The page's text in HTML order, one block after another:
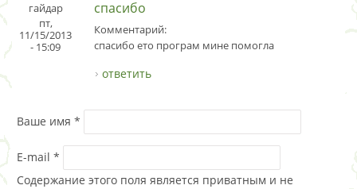
гайдар
пт,
11/15/2013
- 15:09
спасибо
Комментарий:
спасибо ето програм мине помогла
ответить
Ваше имя *
E-mail *
Содержание этого поля является приватным и не